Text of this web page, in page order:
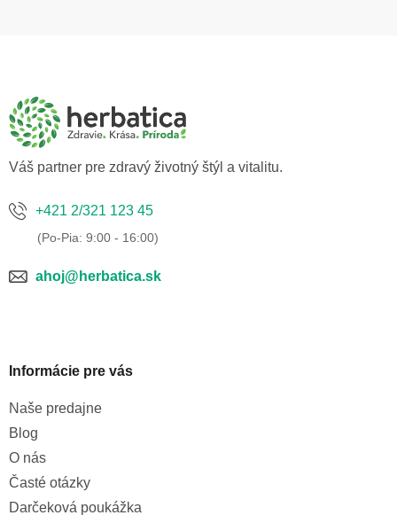
Váš partner pre zdravý životný štýl a vitalitu.
+421 2/321 123 45
ahoj@herbatica.sk
Informácie pre vás
Naše predajne
Blog
O nás
Časté otázky
Darčeková poukážka